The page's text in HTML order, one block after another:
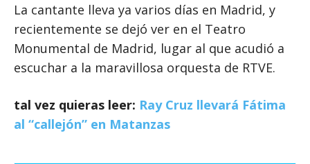
La cantante lleva ya varios días en Madrid, y
recientemente se dejó ver en el Teatro
Monumental de Madrid, lugar al que acudió a
escuchar a la maravillosa orquesta de RTVE.
tal vez quieras leer: Ray Cruz llevará Fátima
al “callejón” en Matanzas